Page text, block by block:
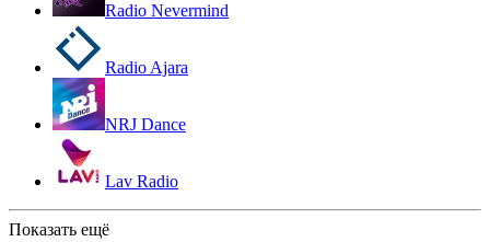
Radio Nevermind
Radio Ajara
NRJ Dance
Lav Radio
Показать ещё